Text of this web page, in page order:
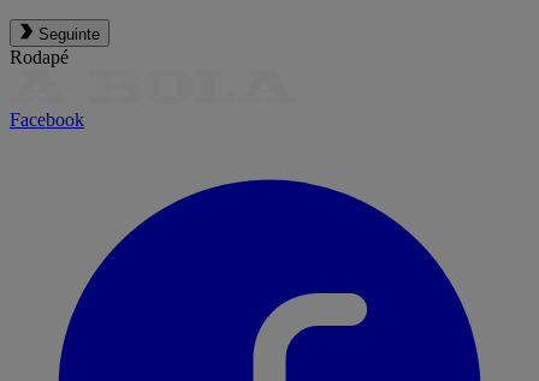
Seguinte
Rodapé
Facebook